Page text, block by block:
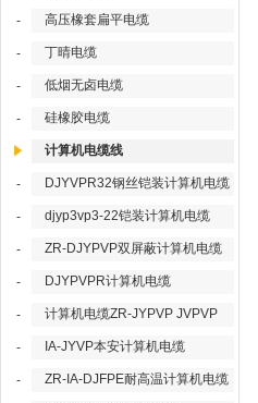
- 高压橡套扁平电缆
- 丁晴电缆
- 低烟无卤电缆
- 硅橡胶电缆
计算机电缆线
- DJYVPR32钢丝铠装计算机电缆
- djyp3vp3-22铠装计算机电缆
- ZR-DJYPVP双屏蔽计算机电缆
- DJYPVPR计算机电缆
- 计算机电缆ZR-JYPVP JVPVP
- IA-JYVP本安计算机电缆
- ZR-IA-DJFPE耐高温计算机电缆